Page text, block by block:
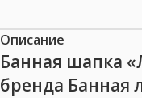
Описание
Банная шапка
бренда Банная